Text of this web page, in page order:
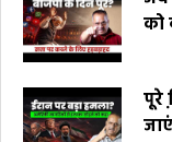
को
पूरे